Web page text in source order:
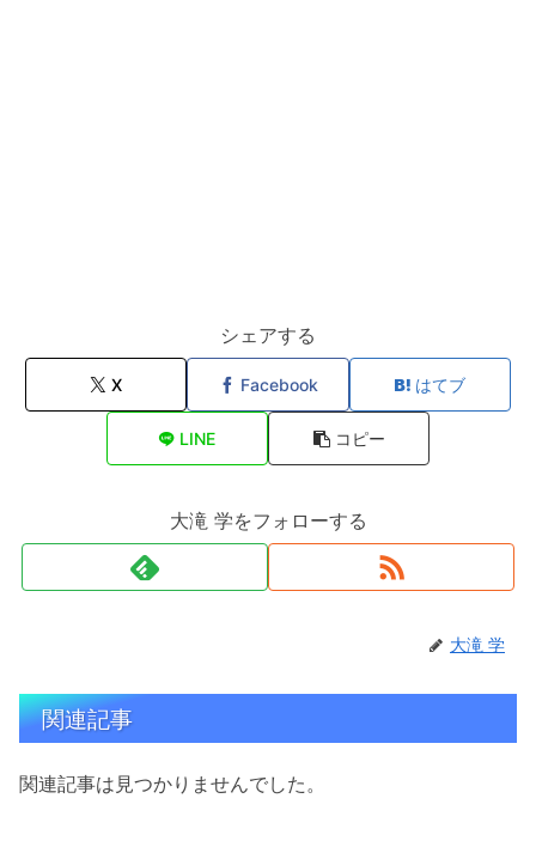
シェアする
X Facebook はてブ
LINE コピー
大滝 学をフォローする
大滝 学
関連記事
関連記事は見つかりませんでした。